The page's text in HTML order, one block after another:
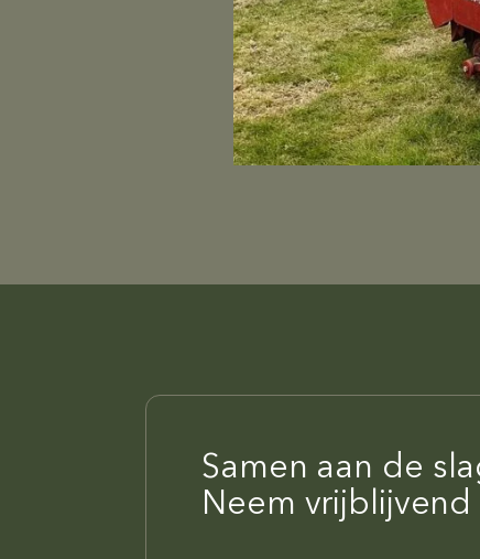
Samen aan de
Neem